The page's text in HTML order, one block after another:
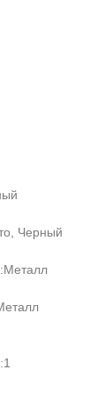
Черный
Металл
1